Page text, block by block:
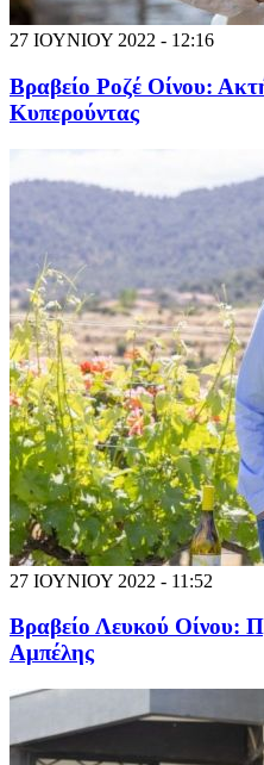
27 ΙΟΥΝΙΟΥ 2022 - 12:16
Βραβείο Ροζέ Οίνου:
Κυπερούντας
27 ΙΟΥΝΙΟΥ 2022 - 11:52
Βραβείο Λευκού Οίνου:
Αμπέλης